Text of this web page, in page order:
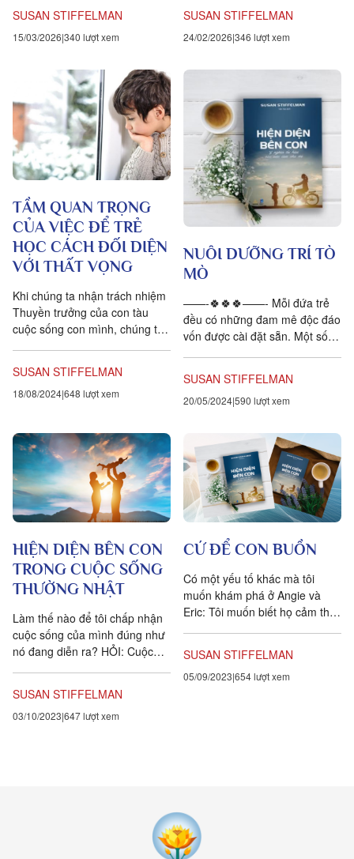
SUSAN STIFFELMAN
15/03/2026 340 lượt xem
SUSAN STIFFELMAN
24/02/2026 346 lượt xem
TẦM QUAN TRỌNG
CỦA VIỆC ĐỂ TRẺ
HỌC CÁCH ĐỐI DIỆN
VỚI THẤT VỌNG
Khi chúng ta nhận trách nhiệm
Thuyền trưởng của con tàu
cuộc sống con mình, chúng ta
với...
SUSAN STIFFELMAN
18/08/2024648 lượt xem
NUÔI DƯỠNG TRÍ TÒ
MÒ
——-🍀🍀🍀——- Mỗi đứa trẻ
đều có những đam mê độc đáo
vốn được cài đặt sẵn. Một số
SUSAN STIFFELMAN
20/05/2024590 lượt xem
HIỆN DIỆN BÊN CON
TRONG CUỘC SỐNG
THƯỜNG NHẬT
Làm thế nào để tôi chấp nhận
cuộc sống của mình đúng như
nó đang diễn ra? HỎI: Cuộc
SUSAN STIFFELMAN
03/10/2023 647 lượt xem
CỨ ĐỂ CON BUỒN
Có một yếu tố khác mà tôi
muốn khám phá ở Angie và
Eric: Tôi muốn biết họ cảm thấy
SUSAN STIFFELMAN
05/09/2023 654 lượt xem